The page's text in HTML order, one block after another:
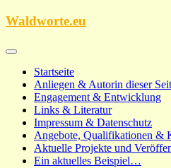
Zum
Waldworte.eu
Startseite
Anliegen & Autorin dieser
Engagement & Entwicklung
Links & Literatur
Impressum & Datenschutz
Angebote, Qualifikationen &
Aktuelle Projekte und
Ein aktuelles Beispiel…